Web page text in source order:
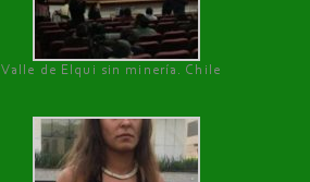
Valle de Elqui sin minería. Chile